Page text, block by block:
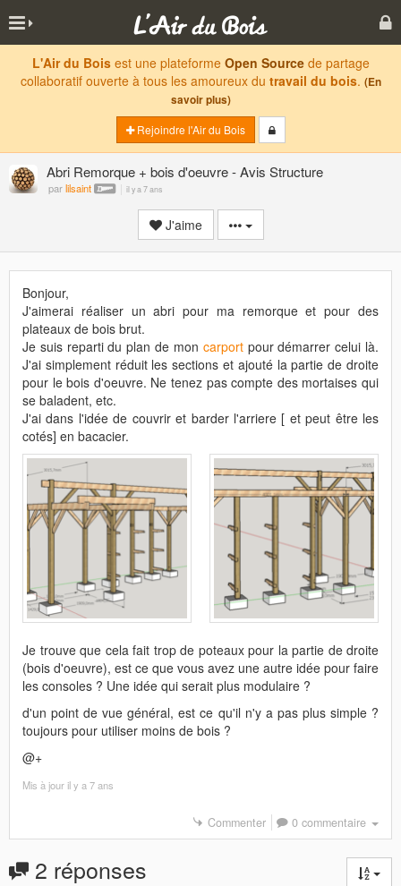
L'Air du Boisest une plateforme Open Sourcede partage
collaboratif ouverte à tous les amoureux du travail du bois. (En
savoir plus)
Rejoindre l'Air du Bois
Abri Remorque + bois d'oeuvre - Avis Structure
parlilsaint il y a 7 ans
J'aime
Bonjour,
J'aimerai réaliser un abri pour ma remorque et pour des
plateaux de bois brut.
Je suis reparti du plan de mon carportpour démarrer celui là.
J'ai simplement réduit les sections et ajouté la partie de droite
pour le bois d'oeuvre. Ne tenez pas compte des mortaises qui
se baladent, etc.
J'ai dans l'idée de couvrir et barder l'arriere [ et peut être les
cotés] en bacacier.
Je trouve que cela fait trop de poteaux pour la partie de droite
(bois d'oeuvre), est ce que vous avez une autre idée pour faire
les consoles ? Une idée qui serait plus modulaire ?
d'un point de vue général, est ce qu'il n'y a pas plus simple ?
toujours pour utiliser moins de bois ?
@+
Mis à jouril y a 7 ans
Commenter 0 commentaire
2 réponses